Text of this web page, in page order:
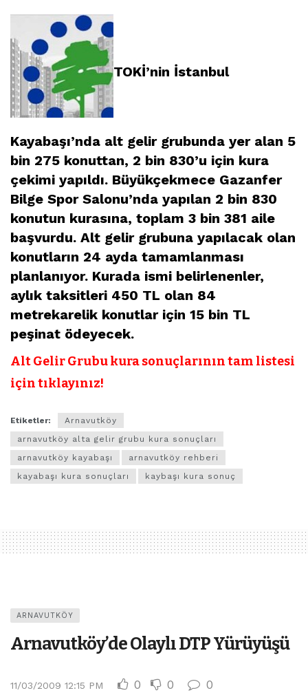
TOKİ’nin İstanbul
Kayabaşı’nda alt gelir grubunda yer alan 5
bin 275 konuttan, 2 bin 830’u için kura
çekimi yapıldı. Büyükçekmece Gazanfer
Bilge Spor Salonu’nda yapılan 2 bin 830
konutun kurasına, toplam 3 bin 381 aile
başvurdu. Alt gelir grubuna yapılacak olan
konutların 24 ayda tamamlanması
planlanıyor. Kurada ismi belirlenenler,
aylık taksitleri 450 TL olan 84
metrekarelik konutlar için 15 bin TL
peşinat ödeyecek.
Alt Gelir Grubu kura sonuçlarının tam listesi
için tıklayınız!
Etiketler:
Arnavutköy
arnavutköy alta gelir grubu kura sonuçları
arnavutköy kayabaşı
arnavutköy rehberi
kayabaşı kura sonuçları
kaybaşı kura sonuç
ARNAVUTKÖY
Arnavutköy’de Olaylı DTP Yürüyüşü
11/03/2009 12:15 PM 0 0 0